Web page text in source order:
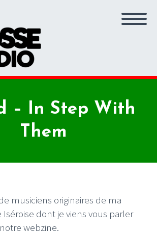
– In Step With
Them
musiciens originaires de ma
dont je viens vous parler
webzine.